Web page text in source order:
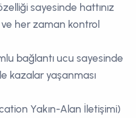
sayesinde hattınız
her zaman kontrol
bağlantı ucu sayesinde
kazalar yaşanması
Yakın-Alan İletişimi)